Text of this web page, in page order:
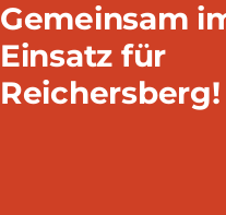
Gemeinsam
Einsatz für
Reichersberg!